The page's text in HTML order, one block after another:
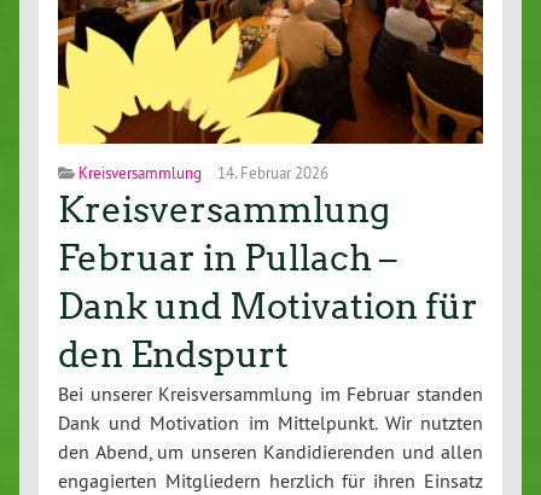
Kreisversammlung 14. Februar 2026
Kreisversammlung
Februar in Pullach –
Dank und Motivation für
den Endspurt
Bei unserer Kreis­ver­samm­lung im Februar standen
Dank und Mo­ti­va­ti­on im Mit­tel­punkt. Wir nutzten
den Abend, um unseren Kan­di­die­ren­den und allen
en­ga­gier­ten Mit­glie­dern herzlich für ihren Einsatz